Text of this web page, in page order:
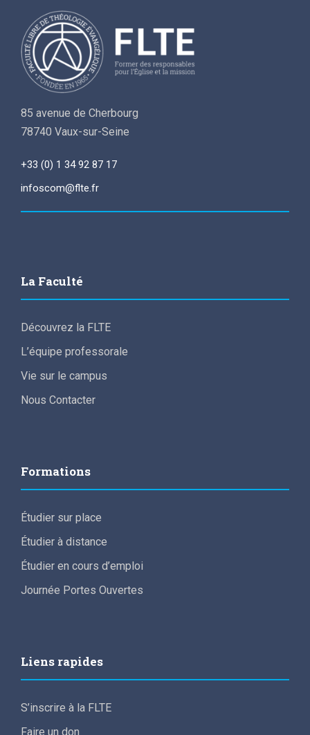
85 avenue de Cherbourg
78740 Vaux-sur-Seine
+33 (0) 1 34 92 87 17
infoscom@flte.fr
La Faculté
Découvrez la FLTE
L’équipe professorale
Vie sur le campus
Nous Contacter
Formations
Étudier sur place
Étudier à distance
Étudier en cours d’emploi
Journée Portes Ouvertes
Liens rapides
S’inscrire à la FLTE
Faire un don